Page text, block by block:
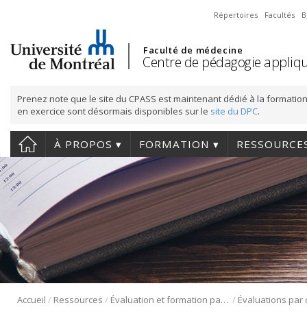
Répertoires Facultés
Faculté de médecine
Centre de pédagogie
Prenez note que le site du CPASS est maintenant dédié à la
en exercice sont désormais disponibles sur le site du DPC.
À PROPOS FORMATION
Accueil / Ressources / Évaluation et formation par concordance /